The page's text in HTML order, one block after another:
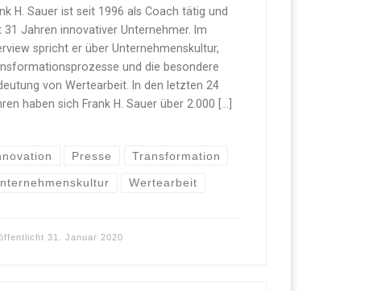
H. Sauer ist seit 1996 als Coach tätig und
31 Jahren innovativer Unternehmer. Im
spricht er über Unternehmenskultur,
und die besondere
von Wertearbeit. In den letzten 24
haben sich Frank H. Sauer über 2.000 […]
Presse Transformation
Wertearbeit
31. Januar 2020